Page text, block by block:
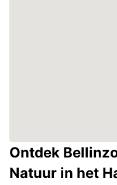
Ontdek
Natuur in het